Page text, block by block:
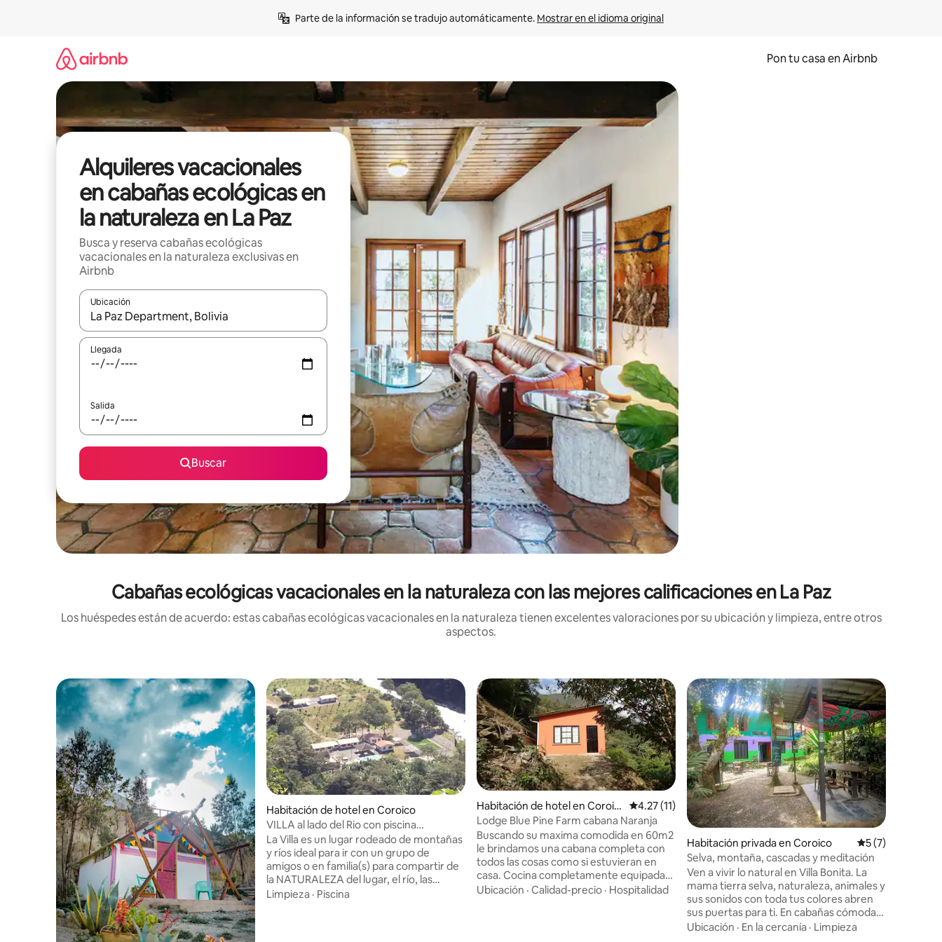
Parte de la información se tradujo automáticamente. Mostrar en el idioma original
Pon tu casa en Airbnb
Alquileres vacacionales
en cabañas ecológicas en
la naturaleza en La Paz
Busca y reserva cabañas ecológicas
vacacionales en la naturaleza exclusivas en
Airbnb
Ubicación
Cuando los resultados estén disponibles, navega con las teclas de flecha hacia arriba y hacia abajo o explora con el tacto o desliza el dedo.
Llegada
Salida
Buscar
Cabañas ecológicas vacacionales en la naturaleza con las mejores calificaciones en La Paz
Los huéspedes están de acuerdo: estas cabañas ecológicas vacacionales en la naturaleza tienen excelentes valoraciones por su ubicación y limpieza, entre otros
aspectos.
Habitación de hotel en Coroico
VILLA al lado del Rio con piscina
temperada
La Villa es un lugar rodeado de montañas
y ríos ideal para ir con un grupo de
amigos o en familia(s) para compartir de
la NATURALEZA del lugar, el río, las
montañas, tranquilidad, paz, calor,
Limpieza · Piscina
Habitación de hotel en Coroic
o
Calificación promedio: 4.27 de 5, 11 reseñas
4.27 (11)
Lodge Blue Pine Farm cabana Naranja
Buscando su maxima comodida en 60m2
le brindamos una cabana completa con
todos las cosas como si estuvieran en
casa. Cocina completamente equipada
con microondas, licuadora frigobar etc.
Ubicación · Calidad-precio · Hospitalidad
Habitación privada en Coroico Calificación
5 (7)
Selva, montaña, cascadas y meditación
Ven a vivir lo natural en Villa Bonita. La
mama tierra selva, naturaleza, animales y
sus sonidos con toda tus colores abren
sus puertas para ti. En cabañas cómodas
y amplias para estar rodeado de vida,
Ubicación · En la cercanía · Limpieza